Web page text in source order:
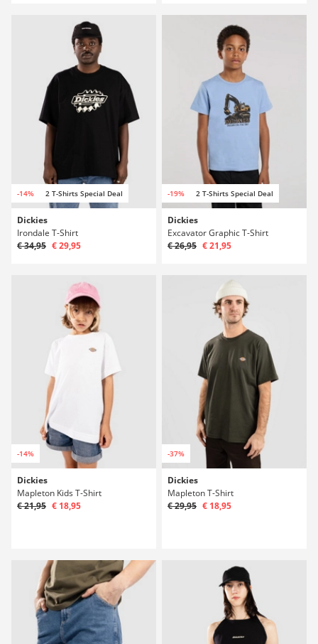
-14% 2 T-Shirts Special Deal
Dickies
Irondale T-Shirt
€ 34,95 € 29,95
-19% 2 T-Shirts Special Deal
Dickies
Excavator Graphic T-Shirt
€ 26,95 € 21,95
-14%
Dickies
Mapleton Kids T-Shirt
€ 21,95 € 18,95
-37%
Dickies
Mapleton T-Shirt
€ 29,95 € 18,95